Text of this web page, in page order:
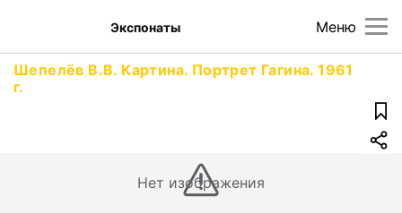
Меню
Экспонаты
Шепелёв В.В. Картина. Портрет Гагина. 1961
г.
Нет изображения